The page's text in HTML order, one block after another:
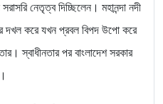
নেতৃত্ব দিচ্ছিলেন। মহানন্দা নদী
দখল করে যখন প্রবল বিপদ উপো করে
স্বাধীনতার পর বাংলাদেশ সরকার